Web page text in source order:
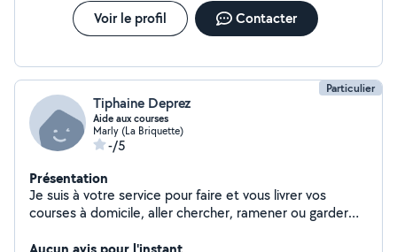
Voir le profil Contacter
Particulier
Tiphaine Deprez
Aide aux courses
Marly (La Briquette)
-/5
Présentation
Je suis à votre service pour faire et vous livrer vos
courses à domicile, aller chercher, ramener ou garder